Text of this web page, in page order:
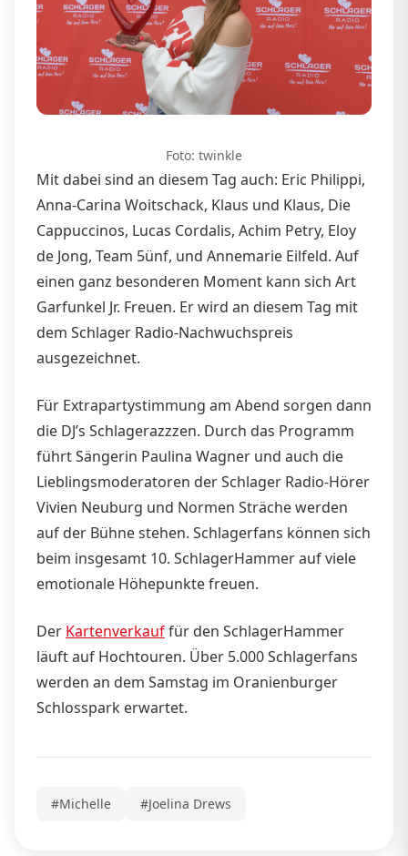
Foto: twinkle
Mit dabei sind an diesem Tag auch: Eric Philippi,
Anna-Carina Woitschack, Klaus und Klaus, Die
Cappuccinos, Lucas Cordalis, Achim Petry, Eloy
de Jong, Team 5ünf, und Annemarie Eilfeld. Auf
einen ganz besonderen Moment kann sich Art
Garfunkel Jr. Freuen. Er wird an diesem Tag mit
dem Schlager Radio-Nachwuchspreis
ausgezeichnet.
Für Extrapartystimmung am Abend sorgen dann
die DJ’s Schlagerazzzen. Durch das Programm
führt Sängerin Paulina Wagner und auch die
Lieblingsmoderatoren der Schlager Radio-Hörer
Vivien Neuburg und Normen Sträche werden
auf der Bühne stehen. Schlagerfans können sich
beim insgesamt 10. SchlagerHammer auf viele
emotionale Höhepunkte freuen.
Der Kartenverkauffür den SchlagerHammer
läuft auf Hochtouren. Über 5.000 Schlagerfans
werden an dem Samstag im Oranienburger
Schlosspark erwartet.
#Michelle #Joelina Drews